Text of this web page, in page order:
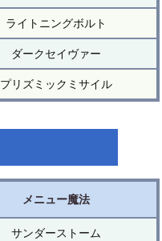
ライトニングボルト
ダークセイヴァー
プリズミックミサイル
メニュー魔法
サンダーストーム